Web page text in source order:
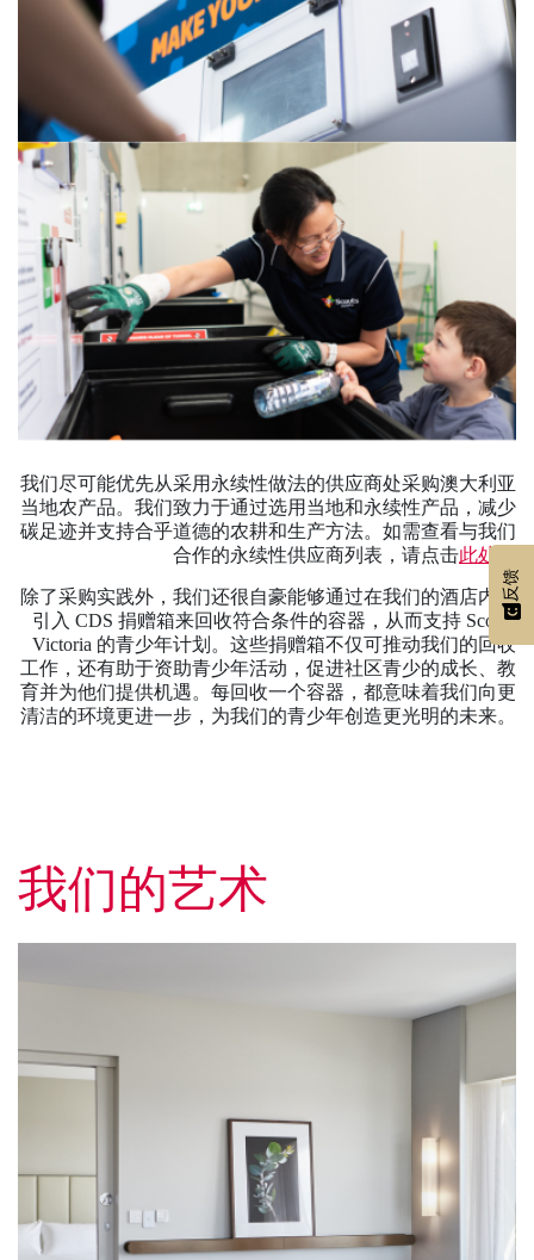
我们尽可能优先从采用永续性做法的供应商处采购澳大利亚
当地农产品。我们致力于通过选用当地和永续性产品，减少
碳足迹并支持合乎道德的农耕和生产方法。如需查看与我们
合作的永续性供应商列表，请点击此处
除了采购实践外，我们还很自豪能够通过在我们的酒店内部
引入 CDS 捐赠箱来回收符合条件的容器，从而支持 Scouts
Victoria 的青少年计划。这些捐赠箱不仅可推动我们的回收
工作，还有助于资助青少年活动，促进社区青少的成长、教
育并为他们提供机遇。每回收一个容器，都意味着我们向更
清洁的环境更进一步，为我们的青少年创造更光明的未来。
我们的艺术
反馈